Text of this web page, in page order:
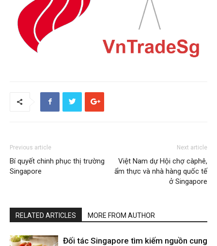
Previous article
Bí quyết chinh phục thị trường
Singapore
Next article
Việt Nam dự Hội chợ càphê,
ẩm thực và nhà hàng quốc tế
ở Singapore
RELATED ARTICLES MORE FROM AUTHOR
Đối tác Singapore tìm kiếm nguồn cung